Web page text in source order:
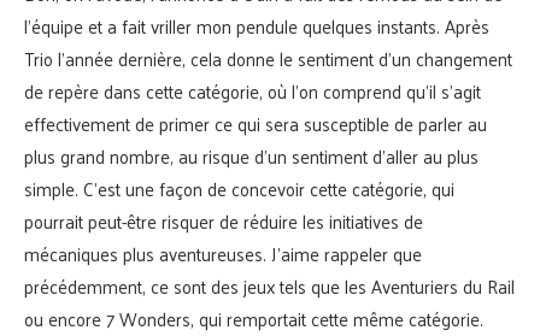
l’équipe et a fait vriller mon pendule quelques instants. Après
Trio l’année dernière, cela donne le sentiment d’un changement
de repère dans cette catégorie, où l’on comprend qu’il s’agit
effectivement de primer ce qui sera susceptible de parler au
plus grand nombre, au risque d’un sentiment d’aller au plus
simple. C’est une façon de concevoir cette catégorie, qui
pourrait peut-être risquer de réduire les initiatives de
mécaniques plus aventureuses. J’aime rappeler que
précédemment, ce sont des jeux tels que les Aventuriers du Rail
ou encore 7 Wonders, qui remportait cette même catégorie.